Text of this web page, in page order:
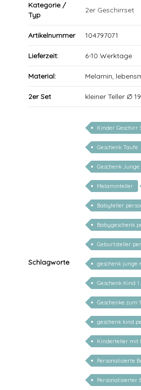
Kategorie /
Typ
2er Geschirrset
Artikelnummer 104797071
Lieferzeit: 6-10 Werktage
Material: Melamin,
2er Set kleiner Teller Ø
Schlagworte
Kinder Geschirr
Geschenk Taufe
Geschenk Junge
Melaminteller
Babyteller
Babygeschenk
Geburtsteller
geschenk junge
Geschenk Kind
Geschenke zum
geschenk kind
Kinderteller mit
Personalisierte
Personalisierter